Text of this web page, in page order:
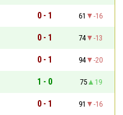
0 - 1 61
-16
0 - 1 74
-13
0 - 1 94
-20
1 - 0 75
19
0 - 1 91
-16